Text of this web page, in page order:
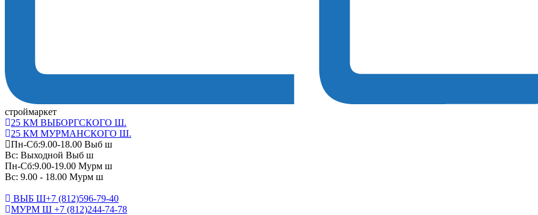
cтроймаркет
25 КМ ВЫБОРГСКОГО Ш.
25 КМ МУРМАНСКОГО Ш.
Пн-Сб:9.00-18.00 Выб ш
Вс: Выходной Выб ш
Пн-Сб:9.00-19.00 Мурм ш
Вс: 9.00 - 18.00 Мурм ш
ВЫБ Ш+7 (812)596-79-40
МУРМ Ш +7 (812)244-74-78